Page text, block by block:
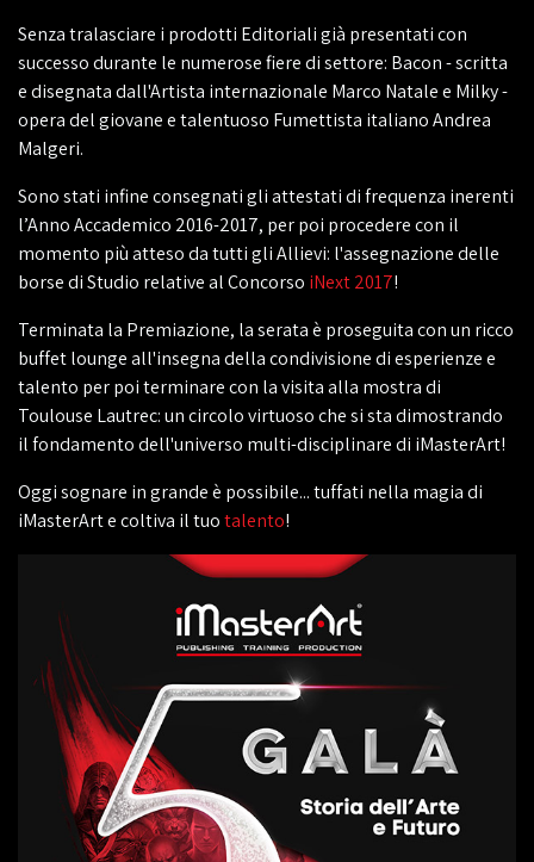
Senza tralasciare i prodotti Editoriali già presentati con
successo durante le numerose fiere di settore: Bacon - scritta
e disegnata dall'Artista internazionale Marco Natale e Milky -
opera del giovane e talentuoso Fumettista italiano Andrea
Malgeri.
Sono stati infine consegnati gli attestati di frequenza inerenti
l’Anno Accademico 2016-2017, per poi procedere con il
momento più atteso da tutti gli Allievi: l'assegnazione delle
borse di Studio relative al Concorso iNext 2017!
Terminata la Premiazione, la serata è proseguita con un ricco
buffet lounge all'insegna della condivisione di esperienze e
talento per poi terminare con la visita alla mostra di
Toulouse Lautrec: un circolo virtuoso che si sta dimostrando
il fondamento dell'universo multi-disciplinare di iMasterArt!
Oggi sognare in grande è possibile... tuffati nella magia di
iMasterArt e coltiva il tuotalento!